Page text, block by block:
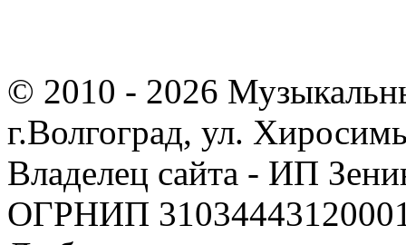
© 2010 - 2026
г.Волгоград, ул.
Владелец сайта - ИП
ОГРНИП